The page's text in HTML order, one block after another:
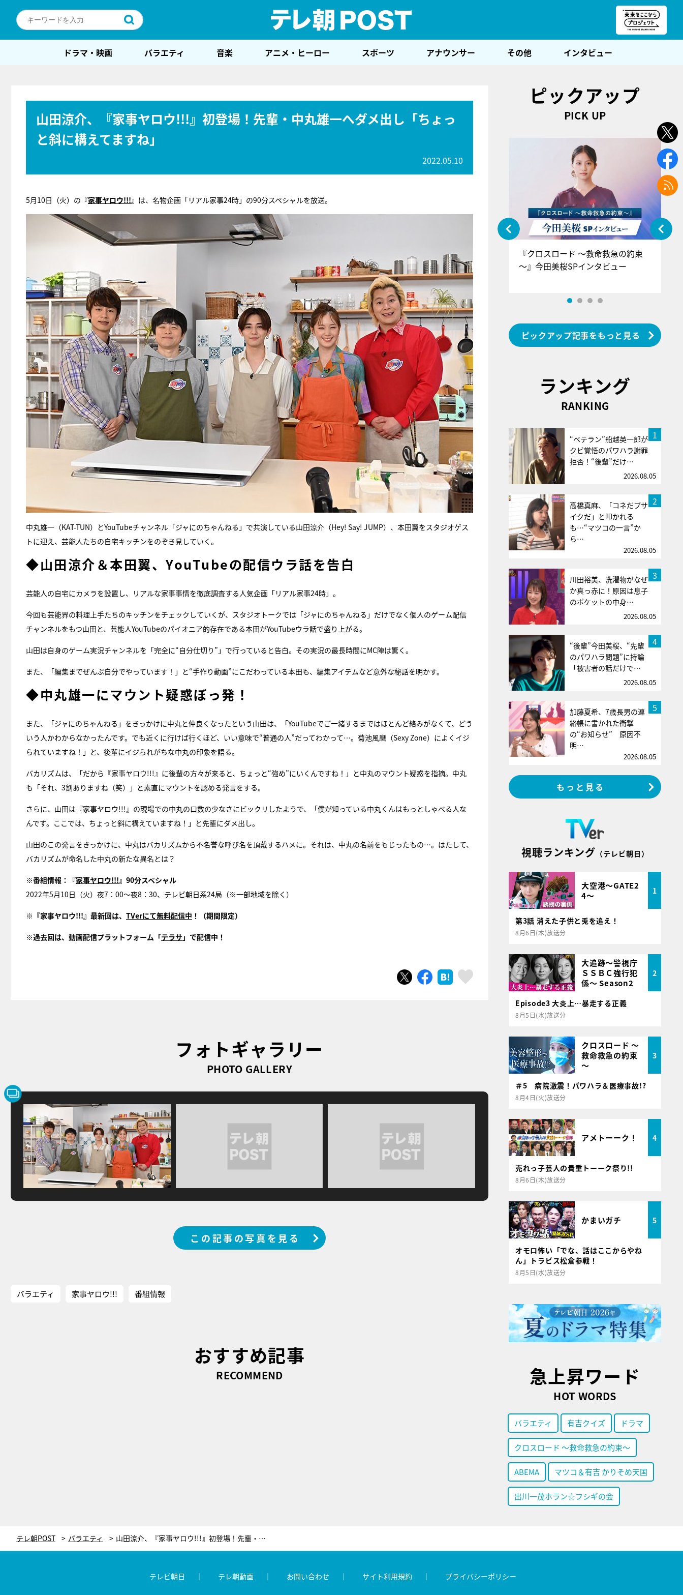
ドラマ・映画 バラエティ 音楽 アニメ・ヒーロー スポーツ アナウンサー その他 インタビュー
山田涼介、『家事ヤロウ!!!』初登場！先輩・中丸雄一へダメ出し「ちょっ
と斜に構えてますね」
2022.05.10
5月10日（火）の 『家事ヤロウ!!!』 は、名物企画「リアル家事24時」の90分スペシャルを放送。
中丸雄一（KAT-TUN）とYouTubeチャンネル「ジャにのちゃんねる」で共演している山田涼介（Hey! Say! JUMP）、本田翼をスタジオゲス
トに迎え、芸能人たちの自宅キッチンをのぞき見していく。
◆山田涼介＆本田翼、YouTubeの配信ウラ話を告白
芸能人の自宅にカメラを設置し、リアルな家事事情を徹底調査する人気企画「リアル家事24時」。
今回も芸能界の料理上手たちのキッチンをチェックしていくが、スタジオトークでは「ジャにのちゃんねる」だけでなく個人のゲーム配信
チャンネルをもつ山田と、芸能人YouTubeのパイオニア的存在である本田がYouTubeウラ話で盛り上がる。
山田は自身のゲーム実況チャンネルを「完全に“自分仕切り”」で行っていると告白。その実況の最長時間にMC陣は驚く。
また、「編集までぜんぶ自分でやっています！」と“手作り動画”にこだわっている本田も、編集アイテムなど意外な秘話を明かす。
◆中丸雄一にマウント疑惑ぼっ発！
また、「ジャにのちゃんねる」をきっかけに中丸と仲良くなったという山田は、「YouTubeでご一緒するまではほとんど絡みがなくて、どう
いう人かわからなかったんです。でも近くに行けば行くほど、いい意味で“普通の人”だってわかって…。菊池風磨（Sexy Zone）によくイジ
られていますね！」と、後輩にイジられがちな中丸の印象を語る。
バカリズムは、「だから『家事ヤロウ!!!』に後輩の方々が来ると、ちょっと“強め”にいくんですね！」と中丸のマウント疑惑を指摘。中丸
も「それ、3割ありますね（笑）」と素直にマウントを認める発言をする。
さらに、山田は『家事ヤロウ!!!』の現場での中丸の口数の少なさにビックリしたようで、「僕が知っている中丸くんはもっとしゃべる人な
んです。ここでは、ちょっと斜に構えていますね！」と先輩にダメ出し。
山田のこの発言をきっかけに、中丸はバカリズムから不名誉な呼び名を頂戴するハメに。それは、中丸の名前をもじったもの…。はたして、
バカリズムが命名した中丸の新たな異名とは？
※番組情報：『家事ヤロウ!!!』90分スペシャル
2022年5月10日（火）夜7：00～夜8：30、テレビ朝日系24局（※一部地域を除く）
※『家事ヤロウ!!!』最新回は、 TVerにて無料配信中 ！（期間限定）
※過去回は、動画配信プラットフォーム「テラサ 」で配信中！
ツイートシェア はてブ スキボタン
フォトギャラリー
PHOTO GALLERY
この記事の写真を見る
バラエティ 家事ヤロウ!!! 番組情報
おすすめ記事
RECOMMEND
ピックアップ
PICK UP
『アイ＝ラブ！げーみんぐ』＝LOV
E齋藤樹愛羅＆佐々木舞香SPインタ
ビュー
『クロスロード ～救命救急の約束
～』今田美桜SPインタビュー
ピックアップ記事をもっと見る
ランキング
RANKING
1
“ベテラン”船越英一郎が
クビ覚悟のパワハラ謝罪
拒否！“後輩”だけ…
2026.08.05
2
高橋真麻、「コネだブサ
イクだ」と叩かれる
も…“マツコの一言”か
ら…
2026.08.05
3
川田裕美、洗濯物がなぜ
か真っ赤に！原因は息子
のポケットの中身…
2026.08.05
4
“後輩”今田美桜、“先輩
のパワハラ問題”に持論
「被害者の話だけで…
2026.08.05
5
加藤夏希、7歳長男の連
絡帳に書かれた衝撃
の“お知らせ” 原因不
明…
2026.08.05
もっと見る
視聴ランキング （テレビ朝日）
大空港～GATE2
4～
1
第3話 消えた子供と兎を追え！
8月6日(木)放送分
大追跡～警視庁
ＳＳＢＣ強行犯
係～ Season2
2
Episode3 大炎上…暴走する正義
8月5日(水)放送分
クロスロード ～
救命救急の約束
～
3
＃5 病院激震！パワハラ＆医療事故!?
8月4日(火)放送分
アメトーーク！ 4
売れっ子芸人の貴重トーーク祭り!!
8月6日(木)放送分
かまいガチ 5
オモロ怖い「でな、話はここからやね
ん」トラビス松倉参戦！
8月5日(水)放送分
急上昇ワード
HOT WORDS
バラエティ 有吉クイズ ドラマ
クロスロード ～救命救急の約束～
ABEMA マツコ＆有吉 かりそめ天国
出川一茂ホラン☆フシギの会
テレ朝POST バラエティ 山田涼介、『家事ヤロウ!!!』初登場！先輩・中丸雄一へダメ出し「ちょっと斜に構えてますね」
テレビ朝日 テレ朝動画 お問い合わせ サイト利用規約 プライバシーポリシー